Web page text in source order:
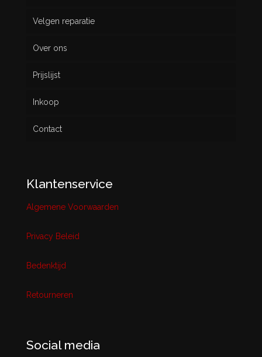
Gebruikt
Velgen reparatie
Over ons
Prijslijst
Inkoop
Contact
Klantenservice
Algemene Voorwaarden
Privacy Beleid
Bedenktijd
Retourneren
Social media